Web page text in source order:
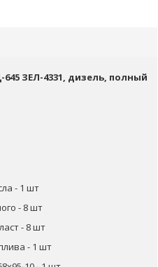
ЗЕЛ-4331, дизель, полный
- 1 шт
- 8 шт
- 8 шт
- 1 шт